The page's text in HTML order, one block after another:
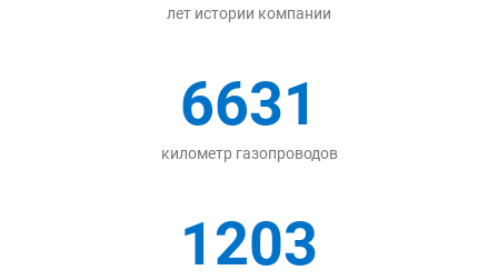
лет истории компании
6631
километр газопроводов
1203